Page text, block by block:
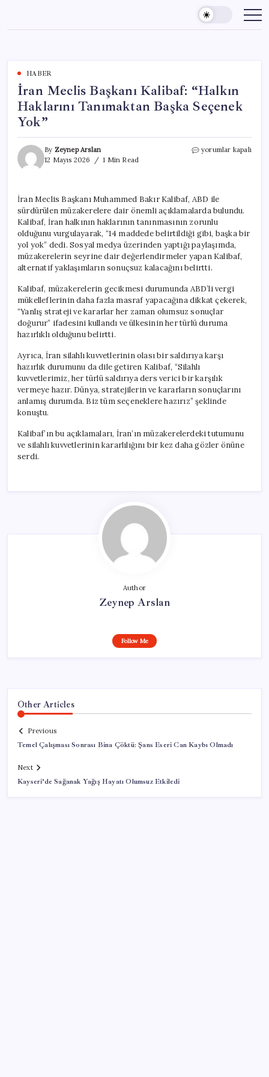
content
HABER
İran Meclis Başkanı Kalibaf: “Halkın
Haklarını Tanımaktan Başka Seçenek
Yok”
By Zeynep Arslan
12 Mayıs 2026
1 Min Read
İran
Haklarını
Tanımaktan
Başka
Seçenek
Yok”
için
yorumlar kapalı
İran Meclis Başkanı Muhammed Bakır Kalibaf, ABD ile
sürdürülen müzakerelere dair önemli açıklamalarda bulundu.
Kalibaf, İran halkının haklarının tanınmasının zorunlu
olduğunu vurgulayarak, “14 maddede belirtildiği gibi, başka bir
yol yok” dedi. Sosyal medya üzerinden yaptığı paylaşımda,
müzakerelerin seyrine dair değerlendirmeler yapan Kalibaf,
alternatif yaklaşımların sonuçsuz kalacağını belirtti.
Kalibaf, müzakerelerin gecikmesi durumunda ABD’li vergi
mükelleflerinin daha fazla masraf yapacağına dikkat çekerek,
“Yanlış strateji ve kararlar her zaman olumsuz sonuçlar
doğurur” ifadesini kullandı ve ülkesinin her türlü duruma
hazırlıklı olduğunu belirtti.
Ayrıca, İran silahlı kuvvetlerinin olası bir saldırıya karşı
hazırlık durumunu da dile getiren Kalibaf, “Silahlı
kuvvetlerimiz, her türlü saldırıya ders verici bir karşılık
vermeye hazır. Dünya, stratejilerin ve kararların sonuçlarını
anlamış durumda. Biz tüm seçeneklere hazırız” şeklinde
konuştu.
Kalibaf’ın bu açıklamaları, İran’ın müzakerelerdeki tutumunu
ve silahlı kuvvetlerinin kararlılığını bir kez daha gözler önüne
serdi.
Author
Zeynep Arslan
Follow Me
Other Articles
Previous
Temel Çalışması Sonrası Bina Çöktü: Şans Eseri Can Kaybı Olmadı
Next
Kayseri’de Sağanak Yağış Hayatı Olumsuz Etkiledi